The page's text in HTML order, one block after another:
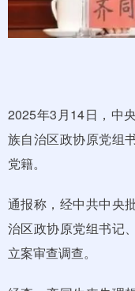
2025年3月14日，中
族自治区政协原党组
党籍。
通报称，经中共中央
治区政协原党组书记
立案审查调查。